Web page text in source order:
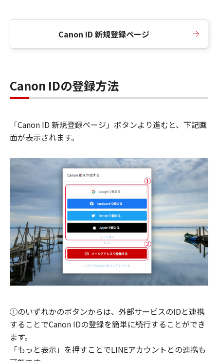
Canon ID 新規登録ページ
Canon IDの登録方法
「Canon ID 新規登録ページ」ボタンより進むと、下記画
面が表示されます。
①のいずれかのボタンからは、外部サービスのIDと連携
することでCanon IDの登録を簡単に続行することができ
ます。
「もっと表示」を押すことでLINEアカウントとの連携も